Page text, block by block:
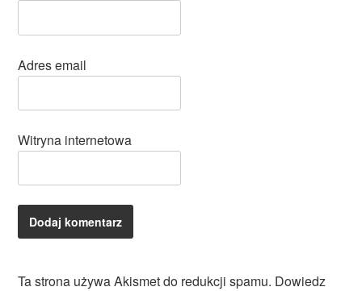
Adres email
Witryna internetowa
Ta strona używa Akismet do redukcji spamu. Dowiedz